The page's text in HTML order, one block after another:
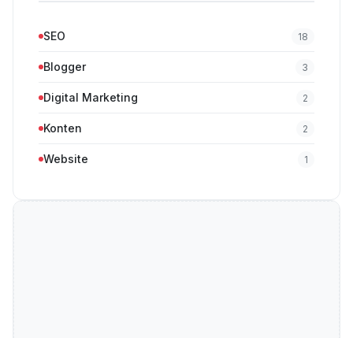
SEO 18
Blogger 3
Digital Marketing 2
Konten 2
Website 1